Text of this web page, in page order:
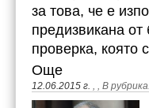
за това, че е
предизвикана
проверка, която
12.06.2015 г. , , В
Още